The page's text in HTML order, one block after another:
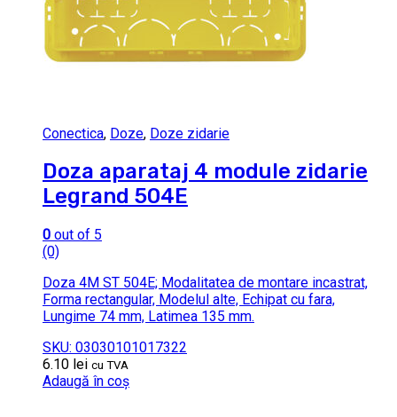
Conectica, Doze, Doze zidarie
Doza aparataj 4 module zidarie
Legrand 504E
0 out of 5
(0)
Doza 4M ST 504E; Modalitatea de montare incastrat,
Forma rectangular, Modelul alte, Echipat cu fara,
Lungime 74 mm, Latimea 135 mm.
SKU: 03030101017322
6.10 lei cu TVA
Adaugă în coș